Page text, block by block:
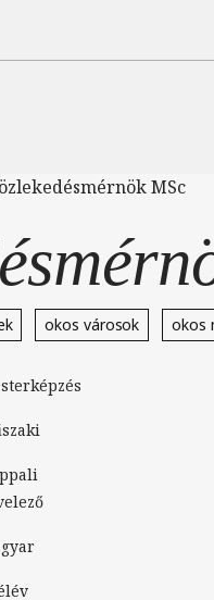
MSc
okos városok okos